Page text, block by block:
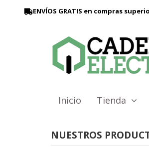
ENVÍOS GRATIS en compras
Inicio Tienda
NUESTROS